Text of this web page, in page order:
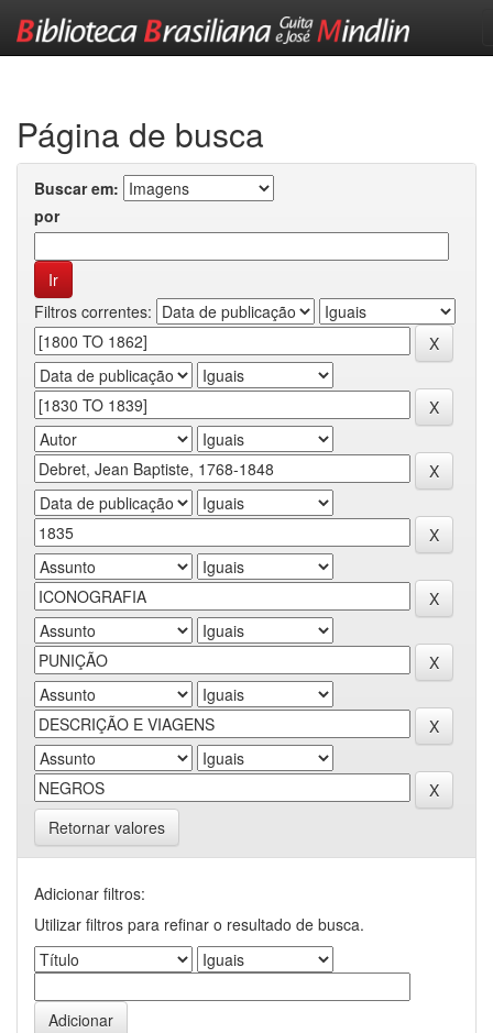
Página de busca
Buscar em:
por
Filtros correntes:
Retornar valores
Adicionar filtros:
Utilizar filtros para refinar o resultado de busca.